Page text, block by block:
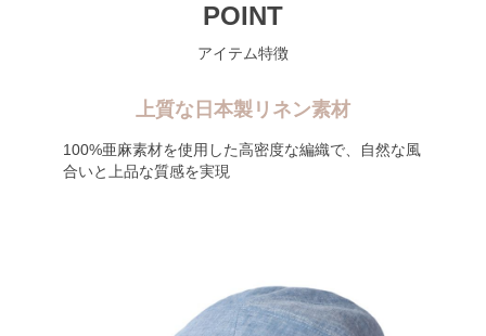
POINT
アイテム特徴
上質な日本製リネン素材
100%亜麻素材を使用した高密度な編織で、自然な風
合いと上品な質感を実現